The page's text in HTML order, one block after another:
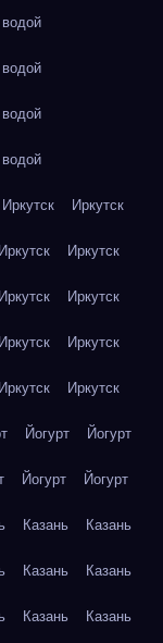
Иркутск Иркутск
Иркутск Иркутск
Иркутск Иркутск
Иркутск Иркутск
Иркутск Иркутск
Йогурт Йогурт
Йогурт Йогурт
Казань Казань
Казань Казань
Казань Казань